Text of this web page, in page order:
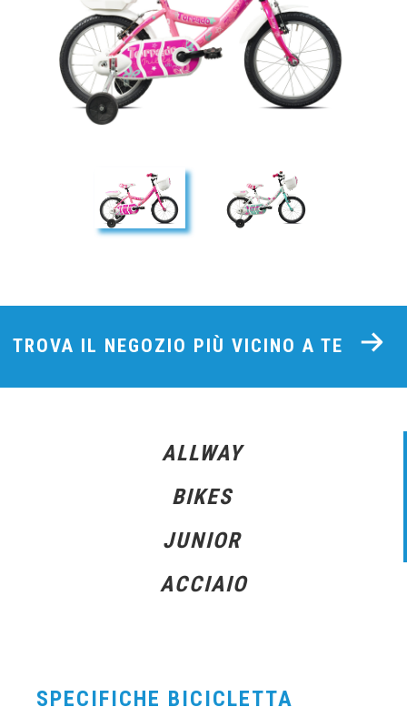
TROVA IL NEGOZIO PIÙ VICINO A TE
ALLWAY
BIKES
JUNIOR
ACCIAIO
SPECIFICHE BICICLETTA